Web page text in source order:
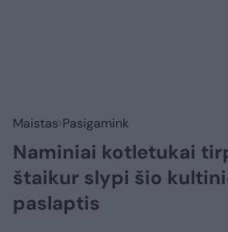
Maistas Pasigamink
Naminiai kotletukai
štaikur slypi šio
paslaptis